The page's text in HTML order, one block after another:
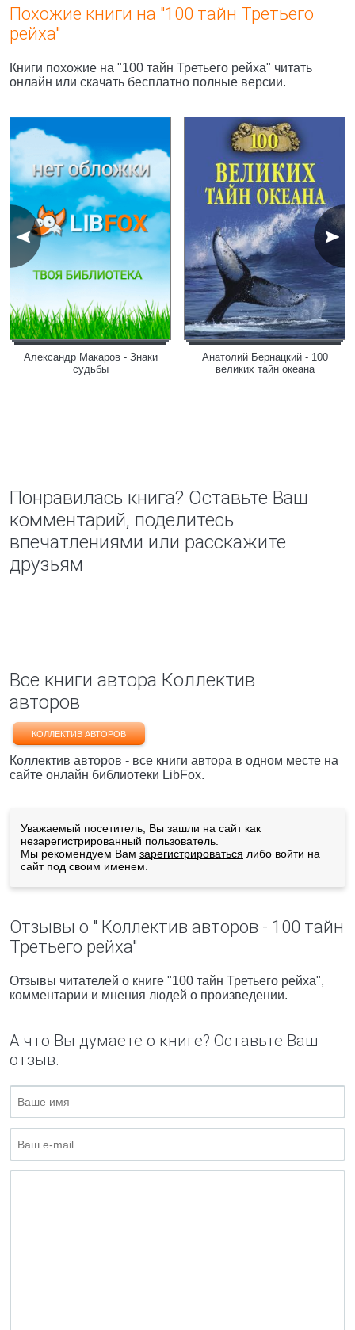
Похожие книги на "100 тайн Третьего
рейха"
Книги похожие на "100 тайн Третьего рейха" читать
онлайн или скачать бесплатно полные версии.
Александр Макаров - Знаки
судьбы
Анатолий Бернацкий - 100
великих тайн океана
Понравилась книга? Оставьте Ваш
комментарий, поделитесь
впечатлениями или расскажите
друзьям
Все книги автора Коллектив
авторов
КОЛЛЕКТИВ АВТОРОВ
Коллектив авторов - все книги автора в одном месте на
сайте онлайн библиотеки LibFox.
Уважаемый посетитель, Вы зашли на сайт как
незарегистрированный пользователь.
Мы рекомендуем Вам зарегистрироваться либо войти на
сайт под своим именем.
Отзывы о " Коллектив авторов - 100 тайн
Третьего рейха"
Отзывы читателей о книге "100 тайн Третьего рейха",
комментарии и мнения людей о произведении.
А что Вы думаете о книге? Оставьте Ваш
отзыв.